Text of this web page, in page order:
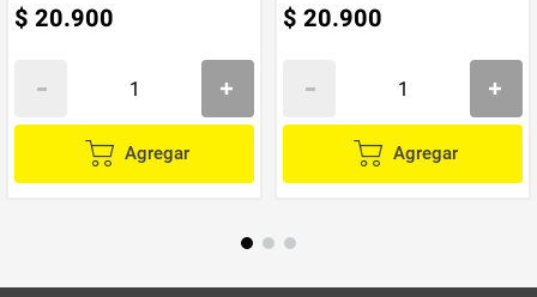
$ 20.900
Agregar
$ 20.900
Agregar